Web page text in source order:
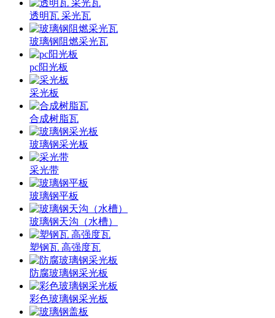
透明瓦 采光瓦
玻璃钢阻燃采光瓦
pc阳光板
采光板
合成树脂瓦
玻璃钢采光板
采光带
玻璃钢平板
玻璃钢天沟（水槽）
塑钢瓦 高强度瓦
防腐玻璃钢采光板
彩色玻璃钢采光板